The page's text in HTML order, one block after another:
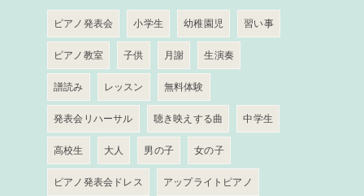
ピアノ発表会 小学生 幼稚園児 習い事
ピアノ教室 子供 月謝 生演奏
譜読み レッスン 無料体験
発表会リハーサル 聴き映えする曲 中学生
高校生 大人 男の子 女の子
ピアノ発表会ドレス アップライトピアノ